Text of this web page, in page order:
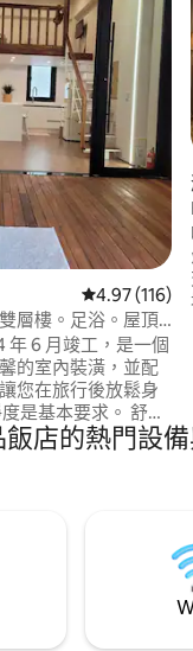
從 116 則評
4.97 (116)
層樓。足浴。屋頂
里丹路。提供早
私人停車位
年 6 月竣工，是一個
的室內裝潢，並配
您在旅行後放鬆身
是基本要求。 舒適
華的 Loft 式私人出租
有極佳的開放感。
） 我們為自己是慶
到自豪，您可以在
一樣，從屋頂欣賞
店的熱門設